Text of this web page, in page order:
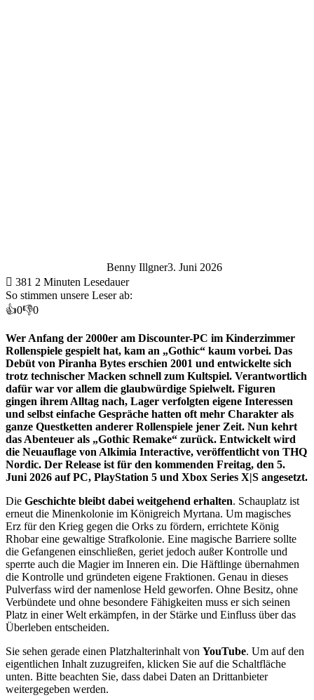
Benny Illgner3. Juni 2026
381 2 Minuten Lesedauer
So stimmen unsere Leser ab:
👍0👎0
Wer Anfang der 2000er am Discounter-PC im Kinderzimmer
Rollenspiele gespielt hat, kam an „Gothic“ kaum vorbei. Das
Debüt von Piranha Bytes erschien 2001 und entwickelte sich
trotz technischer Macken schnell zum Kultspiel. Verantwortlich
dafür war vor allem die glaubwürdige Spielwelt. Figuren
gingen ihrem Alltag nach, Lager verfolgten eigene Interessen
und selbst einfache Gespräche hatten oft mehr Charakter als
ganze Questketten anderer Rollenspiele jener Zeit. Nun kehrt
das Abenteuer als „Gothic Remake“ zurück. Entwickelt wird
die Neuauflage von Alkimia Interactive, veröffentlicht von THQ
Nordic. Der Release ist für den kommenden Freitag, den 5.
Juni 2026 auf PC, PlayStation 5 und Xbox Series X|S angesetzt.
Die Geschichte bleibt dabei weitgehend erhalten. Schauplatz ist
erneut die Minenkolonie im Königreich Myrtana. Um magisches
Erz für den Krieg gegen die Orks zu fördern, errichtete König
Rhobar eine gewaltige Strafkolonie. Eine magische Barriere sollte
die Gefangenen einschließen, geriet jedoch außer Kontrolle und
sperrte auch die Magier im Inneren ein. Die Häftlinge übernahmen
die Kontrolle und gründeten eigene Fraktionen. Genau in dieses
Pulverfass wird der namenlose Held geworfen. Ohne Besitz, ohne
Verbündete und ohne besondere Fähigkeiten muss er sich seinen
Platz in einer Welt erkämpfen, in der Stärke und Einfluss über das
Überleben entscheiden.
Sie sehen gerade einen Platzhalterinhalt von YouTube. Um auf den
eigentlichen Inhalt zuzugreifen, klicken Sie auf die Schaltfläche
unten. Bitte beachten Sie, dass dabei Daten an Drittanbieter
weitergegeben werden.